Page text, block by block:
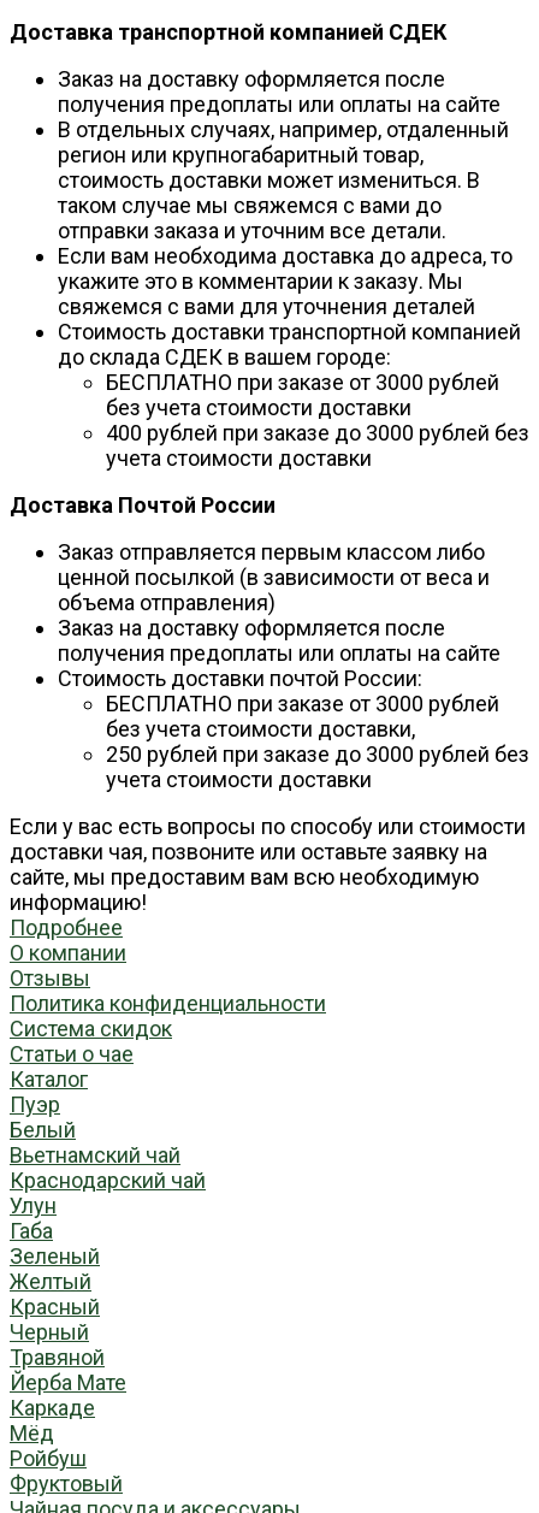
Доставка транспортной компанией СДЕК
Заказ на доставку оформляется после
получения предоплаты или оплаты на сайте
В отдельных случаях, например, отдаленный
регион или крупногабаритный товар,
стоимость доставки может измениться. В
таком случае мы свяжемся с вами до
отправки заказа и уточним все детали.
Если вам необходима доставка до адреса, то
укажите это в комментарии к заказу. Мы
свяжемся с вами для уточнения деталей
Стоимость доставки транспортной компанией
до склада СДЕК в вашем городе:
БЕСПЛАТНО при заказе от 3000 рублей
без учета стоимости доставки
400 рублей при заказе до 3000 рублей без
учета стоимости доставки
Доставка Почтой России
Заказ отправляется первым классом либо
ценной посылкой (в зависимости от веса и
объема отправления)
Заказ на доставку оформляется после
получения предоплаты или оплаты на сайте
Стоимость доставки почтой России:
БЕСПЛАТНО при заказе от 3000 рублей
без учета стоимости доставки,
250 рублей при заказе до 3000 рублей без
учета стоимости доставки
Если у вас есть вопросы по способу или стоимости
доставки чая, позвоните или оставьте заявку на
сайте, мы предоставим вам всю необходимую
информацию!
Подробнее
О компании
Отзывы
Политика конфиденциальности
Система скидок
Статьи о чае
Каталог
Пуэр
Белый
Вьетнамский чай
Краснодарский чай
Улун
Габа
Зеленый
Желтый
Красный
Черный
Травяной
Йерба Мате
Каркаде
Мёд
Ройбуш
Фруктовый